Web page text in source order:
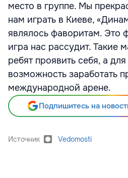
место в группе. Мы
нам играть в Киеве,
являлось фаворитам. Это
игра нас рассудит. Такие
ребят проявить себя, а
возможность заработать
международной арене.
Подпишитесь на
Источник Vedomosti